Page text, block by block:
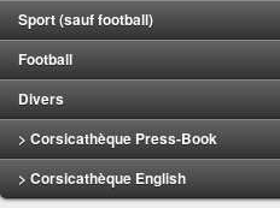
Sport (sauf football)
Football
Divers
> Corsicathèque Press-Book
> Corsicathèque English